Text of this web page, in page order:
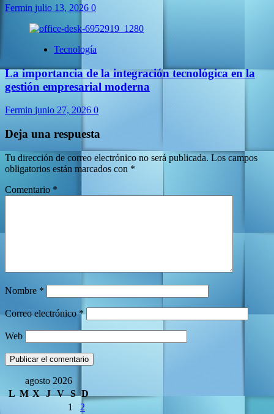
Fermin julio 13, 2026 0
Tecnología
La importancia de la integración tecnológica en la
gestión empresarial moderna
Fermin junio 27, 2026 0
Deja una respuesta
Tu dirección de correo electrónico no será publicada. Los campos
obligatorios están marcados con *
Comentario *
Nombre *
Correo electrónico*
Web
agosto 2026
L M X J V S D
1
2